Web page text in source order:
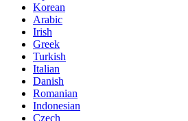
Korean
Arabic
Irish
Greek
Turkish
Italian
Danish
Romanian
Indonesian
Czech